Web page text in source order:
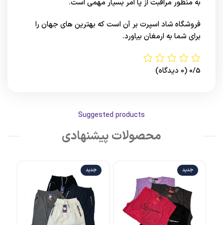
به منظور مراقبت از پا امر بسیار مهمی است.
فروشگاه شاد اسپرت بر آن است که بهترین های جهان را
برای شما به ارمغان بیاورد.
0/5 (0 دیدگاه)
Suggested products
محصولات پیشنهادی
جدید جدید